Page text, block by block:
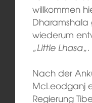
willkommen
wiederum
„Little Lhasa„.
Nach der
McLeodganj
Regierung